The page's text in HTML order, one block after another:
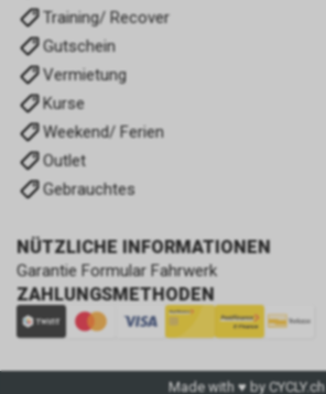
Training/ Recover
Gutschein
Vermietung
Kurse
Weekend/ Ferien
Outlet
Gebrauchtes
NÜTZLICHE INFORMATIONEN
Garantie Formular Fahrwerk
ZAHLUNGSMETHODEN
Made with ♥ by CYCLY.ch